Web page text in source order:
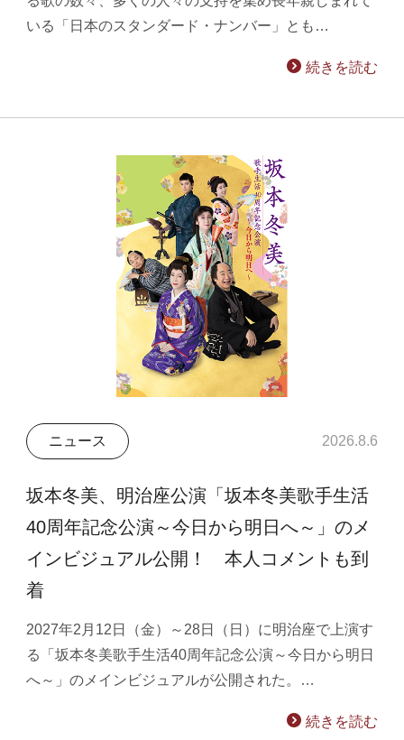
いる「日本のスタンダード・ナンバー」とも…
続きを読む
ニュース 2026.8.6
坂本冬美、明治座公演「坂本冬美歌手生活
40周年記念公演～今日から明日へ～」のメ
インビジュアル公開！ 本人コメントも到
着
2027年2月12日（金）～28日（日）に明治座で上演す
る「坂本冬美歌手生活40周年記念公演～今日から明日
へ～」のメインビジュアルが公開された。…
続きを読む